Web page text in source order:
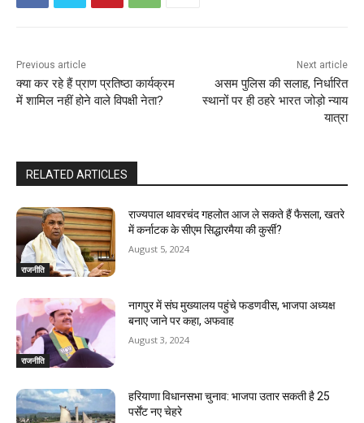
Previous article
क्या कर रहे हैं प्राण प्रतिष्ठा कार्यक्रम
में शामिल नहीं होने वाले विपक्षी नेता?
Next article
असम पुलिस की सलाह, निर्धारित
स्‍थानों पर ही ठहरे भारत जोड़ो न्याय
यात्रा
RELATED ARTICLES
राजनीति
राज्यपाल थावरचंद गहलोत आज ले सकते हैं फैसला, खतरे
में कर्नाटक के सीएम सिद्धारमैया की कुर्सी?
August 5, 2024
राजनीति
नागपुर में संघ मुख्यालय पहुंचे फडणवीस, भाजपा अध्यक्ष
बनाए जाने पर कहा, अफवाह
August 3, 2024
हरियाणा विधानसभा चुनाव: भाजपा उतार सकती है 25
पर्सेंट नए चेहरे